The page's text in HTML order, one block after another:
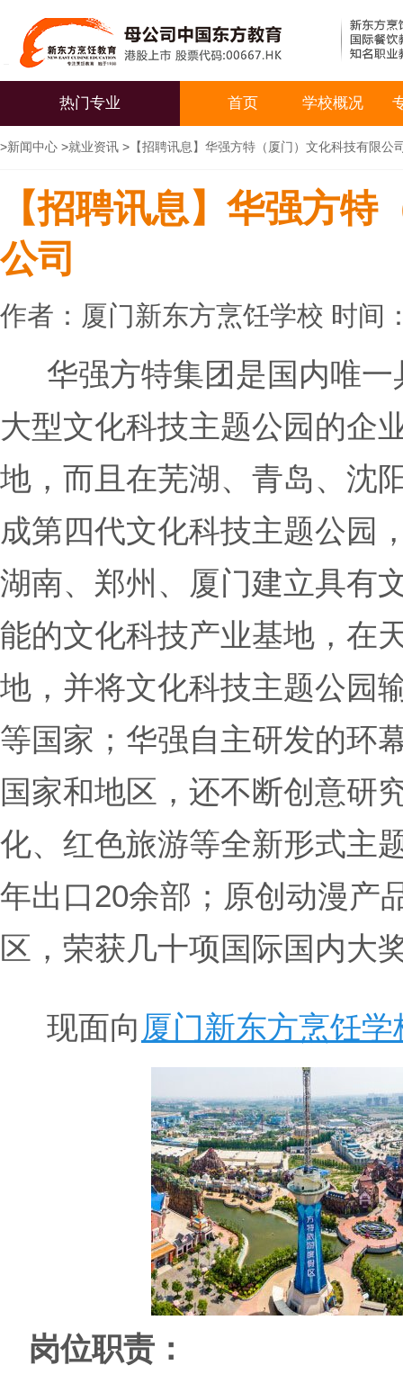
热门专业 首页 学校概况
>新闻中心 >就业资讯 > 【招聘讯息】华强方特（厦门）文化科技有限公
【招聘讯息】华强方
公司
作者：厦门新东方烹饪学校 时间
华强方特集团是国内唯
大型文化科技主题公园的企
地，而且在芜湖、青岛、沈
成第四代文化科技主题公园
湖南、郑州、厦门建立具有
能的文化科技产业基地，在
地，并将文化科技主题公园
等国家；华强自主研发的环
国家和地区，还不断创意研
化、红色旅游等全新形式主
年出口20余部；原创动漫产
区，荣获几十项国际国内大
现面向 厦门新东方烹饪学
岗位职责：